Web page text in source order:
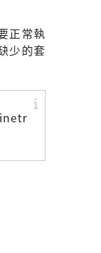
正常執
少的套